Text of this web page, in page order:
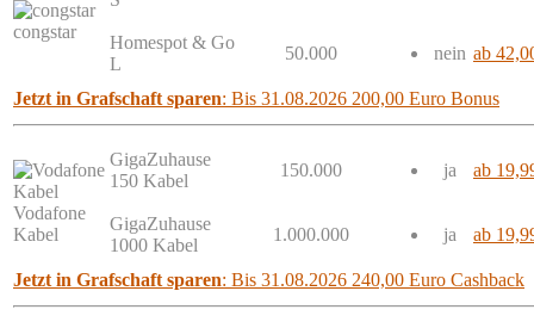
congstar
Homespot & Go
L
50.000 nein ab
Jetzt in Grafschaft sparen: Bis 31.08.2026 200,00 Euro Bonus
Vodafone
Kabel
GigaZuhause
150 Kabel
150.000 ja ab
GigaZuhause
1000 Kabel
1.000.000 ja ab
Jetzt in Grafschaft sparen: Bis 31.08.2026 240,00 Euro Cashback